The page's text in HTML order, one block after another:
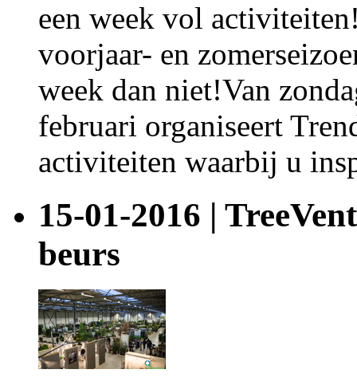
een week vol
voorjaar- en
week dan niet!Van
februari organiseert
activiteiten waarbij u
15-01-2016 |
beurs